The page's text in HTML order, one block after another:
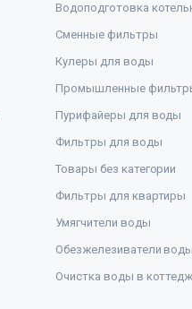
Водоподготовка
Сменные фильтры
Кулеры для воды
Промышленные
Пурифайеры для воды
Фильтры для воды
Товары без категории
Фильтры для квартиры
Умягчители воды
Обезжелезиватели воды
Очистка воды в